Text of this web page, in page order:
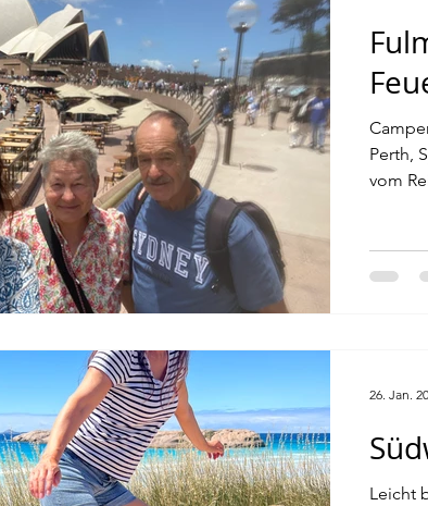
Perth,
vom
Leicht
26. Jan.